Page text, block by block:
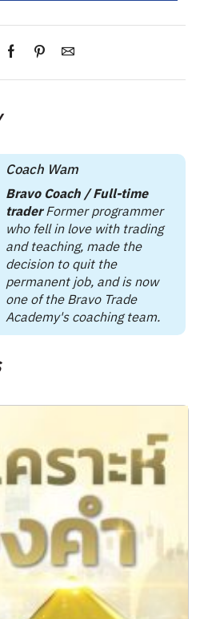
Coach Wam
Bravo Coach / Full-time
traderFormer programmer
who fell in love with trading
and teaching, made the
decision to quit the
permanent job, and is now
one of the Bravo Trade
Academy's coaching team.